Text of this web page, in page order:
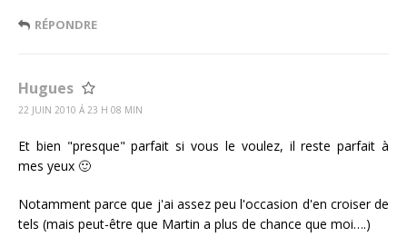
RÉPONDRE
Hugues
22 JUIN 2010 Á 23 H 08 MIN
Et bien "presque" parfait si vous le voulez, il reste parfait à
mes yeux 🙂
Notamment parce que j'ai assez peu l'occasion d'en croiser de
tels (mais peut-être que Martin a plus de chance que moi….)